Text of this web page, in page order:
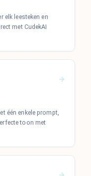
elk leesteken en
met CudekAI
één enkele prompt,
toon met